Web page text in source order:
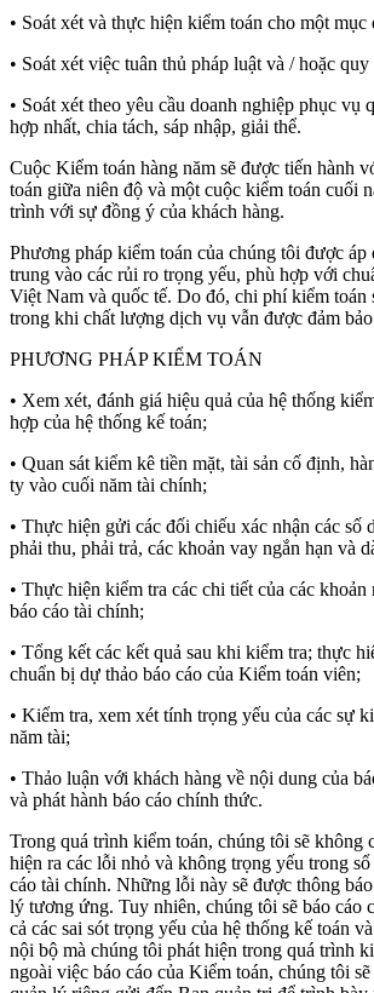
• Soát xét và thực hiện kiểm toán cho một mục
• Soát xét việc tuân thủ pháp luật và / hoặc quy
• Soát xét theo yêu cầu doanh nghiệp phục vụ
hợp nhất, chia tách, sáp nhập, giải thể.
Cuộc Kiểm toán hàng năm sẽ được tiến hành
toán giữa niên độ và một cuộc kiểm toán cuối
trình với sự đồng ý của khách hàng.
Phương pháp kiểm toán của chúng tôi được áp
trung vào các rủi ro trọng yếu, phù hợp với
Việt Nam và quốc tế. Do đó, chi phí kiểm toán
trong khi chất lượng dịch vụ vẫn được đảm
PHƯƠNG PHÁP KIỂM TOÁN
• Xem xét, đánh giá hiệu quả của hệ thống
hợp của hệ thống kế toán;
• Quan sát kiểm kê tiền mặt, tài sản cố định,
ty vào cuối năm tài chính;
• Thực hiện gửi các đối chiếu xác nhận các số
phải thu, phải trả, các khoản vay ngắn hạn và
• Thực hiện kiểm tra các chi tiết của các
báo cáo tài chính;
• Tổng kết các kết quả sau khi kiểm tra; thực
chuẩn bị dự thảo báo cáo của Kiểm toán viên;
• Kiểm tra, xem xét tính trọng yếu của các sự
năm tài;
• Thảo luận với khách hàng về nội dung của
và phát hành báo cáo chính thức.
Trong quá trình kiểm toán, chúng tôi sẽ không
hiện ra các lỗi nhỏ và không trọng yếu trong sổ
cáo tài chính. Những lỗi này sẽ được thông
lý tương ứng. Tuy nhiên, chúng tôi sẽ báo cáo
cả các sai sót trọng yếu của hệ thống kế toán
nội bộ mà chúng tôi phát hiện trong quá trình
ngoài việc báo cáo của Kiểm toán, chúng tôi